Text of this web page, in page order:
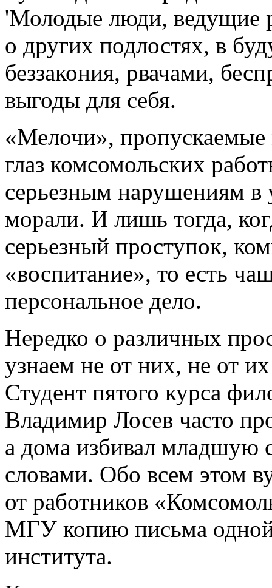
'Молодые люди, ведущие
о других подлостях, в
беззакония, рвачами,
выгоды для себя.
«Мелочи»,
глаз комсомольских
серьезным нарушениям в
морали. И лишь тогда,
серьезный проступок,
«воспитание», то есть
персональное дело.
Нередко о различных
узнаем не от них, не от
Студент пятого курса
Владимир Лосев часто
а дома избивал младшую
словами. Обо всем этом
от работников
МГУ копию письма одной
института.